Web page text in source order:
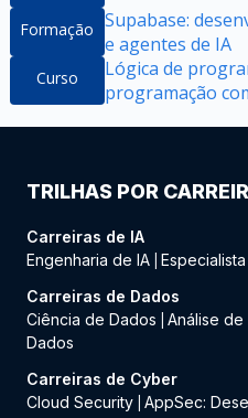
Formação Supabase:
e agentes de IA
Curso
Lógica de
programação
TRILHAS POR
Carreiras de IA
Engenharia de IA
Carreiras de Dados
Ciência de Dados
Análise de
Dados
Carreiras de Cyber
Cloud Security AppSec: